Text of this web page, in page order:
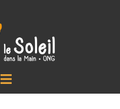
Ouvrir/fermer